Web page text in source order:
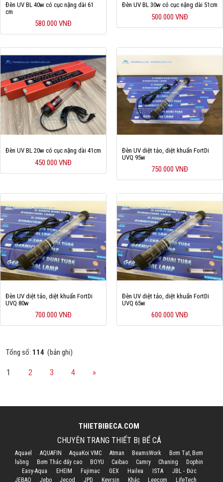
Đèn UV BL 40w có cục nặng dài 61
cm
580.000 VNĐ
Đèn UV BL 30w có cục nặng dài 51cm
500.000 VNĐ
Đèn UV BL 20w có cục nặng dài 41cm
450.000 VNĐ
Đèn UV diệt tảo, diệt khuẩn FortDi
UVQ 95w
750.000 VNĐ
Đèn UV diệt tảo, diệt khuẩn FortDi
UVQ 80w
700.000 VNĐ
Đèn UV diệt tảo, diệt khuẩn FortDi
UVQ 65w
600.000 VNĐ
Tổng số: 114 (bản ghi)
1 2 3 4 »
THIETBIBECA.COM
CHUYÊN TRANG THIẾT BỊ BỂ CÁ
Aquael AQUAFIN AquaKoi VMC Atman BeamsWork
Bơm Tạt, Bơm
luồng
Bơm Thác đẩy cao BOYU Caibao Camry Chaning
Dophin
Easy-Aqua
EHEIM Fujimac GEX Hailea ISTA
JBL - Đức
JEBAO
Jebo Jecod JPD Keyrsin Khác Leecom
LifeTech